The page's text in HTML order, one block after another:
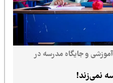
و جایگاه مدرسه در